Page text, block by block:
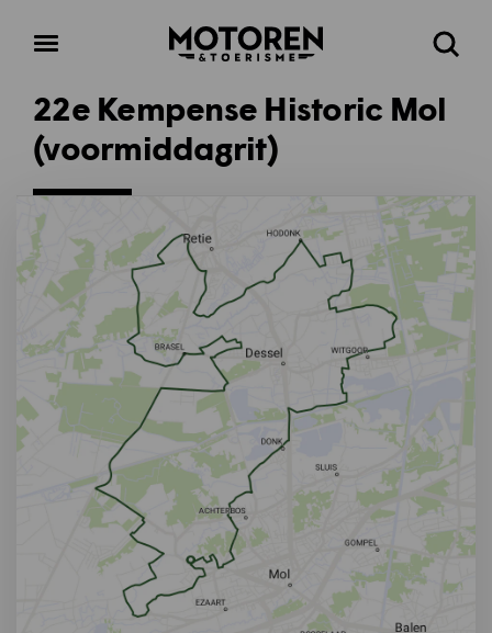
Open
Homepage Zoeken
22e Kempense Historic Mol
(voormiddagrit)